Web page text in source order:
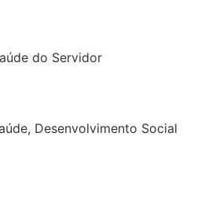
do Servidor
Desenvolvimento Social